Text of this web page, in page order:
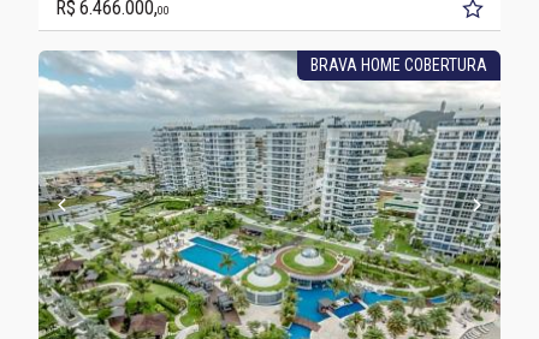
R$ 6.466.000,00
BRAVA HOME COBERTURA